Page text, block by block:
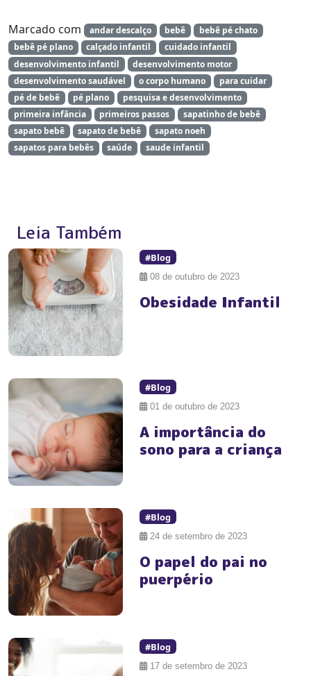
Marcado com andar descalço bebê
bebê pé chato
bebê pé plano
calçado infantil
cuidado infantil
desenvolvimento infantil
desenvolvimento motor
desenvolvimento saudável
o corpo humano
para cuidar
pé de bebê
pé plano
pesquisa e desenvolvimento
primeira infância
primeiros passos
sapatinho de bebê
sapato bebê
sapato de bebê
sapato noeh
sapatos para bebês
saúde saude infantil
Leia Também
#Blog
08 de outubro de 2023
Obesidade Infantil
#Blog
01 de outubro de 2023
A importância do
sono para a criança
#Blog
24 de setembro de 2023
O papel do pai no
puerpério
#Blog
17 de setembro de 2023